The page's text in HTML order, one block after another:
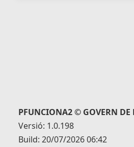
PFUNCIONA2 © GOVERN DE
Versió: 1.0.198
Build: 20/07/2026 06:42